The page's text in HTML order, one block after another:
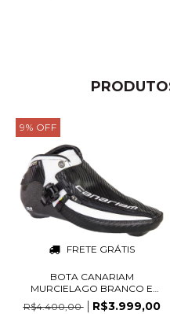
9% OFF
FRETE GRÁTIS
BOTA CANARIAM
MURCIELAGO BRANCO E
PRETO
R$4.400,00 R$3.999,00